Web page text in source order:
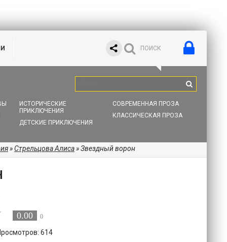
ИСТОРИЧЕСКИЕ
ПРИКЛЮЧЕНИЯ
ДЕТСКИЕ ПРИКЛЮЧЕНИЯ
СОВРЕМЕННАЯ ПРОЗА
КЛАССИЧЕСКАЯ ПРОЗА
»Стрельцова Алиса» Звездный ворон
0.00 0
614